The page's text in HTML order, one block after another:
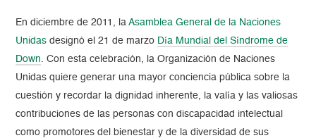
En diciembre de 2011, laAsamblea General de la Naciones
Unidas designó el 21 de marzo Día Mundial del Síndrome de
Down. Con esta celebración, la Organización de Naciones
Unidas quiere generar una mayor conciencia pública sobre la
cuestión y recordar la dignidad inherente, la valía y las valiosas
contribuciones de las personas con discapacidad intelectual
como promotores del bienestar y de la diversidad de sus